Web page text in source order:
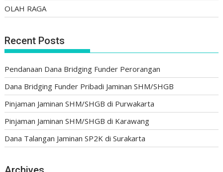
OLAH RAGA
Recent Posts
Pendanaan Dana Bridging Funder Perorangan
Dana Bridging Funder Pribadi Jaminan SHM/SHGB
Pinjaman Jaminan SHM/SHGB di Purwakarta
Pinjaman Jaminan SHM/SHGB di Karawang
Dana Talangan Jaminan SP2K di Surakarta